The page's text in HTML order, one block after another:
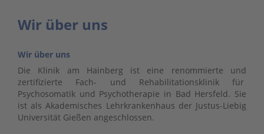
Wir über uns
Wir über uns
Die Klinik am Hainberg ist eine renommierte und
zertifizierte Fach- und Rehabilitationsklinik für
Psychosomatik und Psychotherapie in Bad Hersfeld. Sie
ist als Akademisches Lehrkrankenhaus der Justus-Liebig
Universität Gießen angeschlossen.